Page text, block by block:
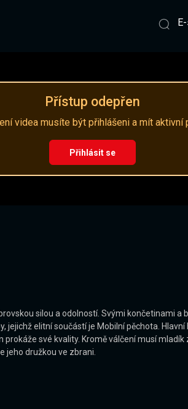
Přístup odepřen
videa musíte být přihlášeni a mít aktivní
Přihlásit se
silou a odolností. Svými končetinami
elitní součástí je Mobilní pěchota.
své kvality. Kromě válčení musí
jeho družkou ve zbrani.